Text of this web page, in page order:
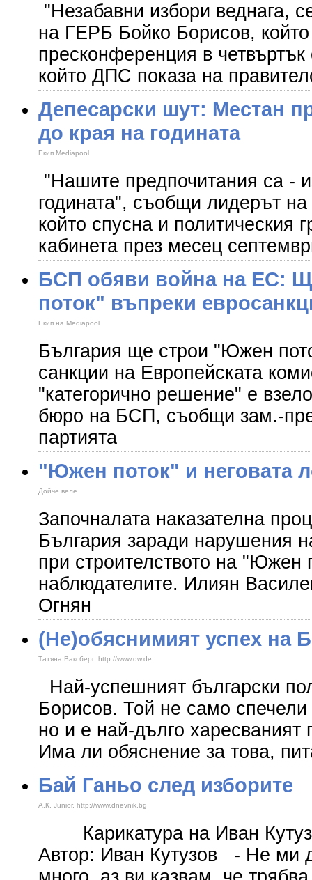
"Незабавни избори веднага,
на ГЕРБ Бойко Борисов,
пресконференция в
който ДПС показа на
Депесарски шут: Местан
до края на годината
Екип Mediapool
"Нашите предпочитания са -
годината", съобщи лидерът
който спусна и политическия
кабинета през месец
БСП обяви война на ЕС:
поток" въпреки
Екип на Mediapool
България ще строи "Южен
санкции на Европейската
"категорично решение" е
бюро на БСП, съобщи зам.-
партията
"Южен поток" и неговата
Дойче веле
Започналата наказателна
България заради нарушения
при строителството на "Южен
наблюдателите. Илиян
Огнян
(Не)обяснимият успех на
Татяна Ваксберг, http://www.dw.de
Най-успешният български
Борисов. Той не само
но и е най-дълго харесваният
Има ли обяснение за това,
Бай Ганьо след изборите
А.К. Junior, http://www.dnevnik.bg
Карикатура на Иван
Автор: Иван Кутузов - Не ми